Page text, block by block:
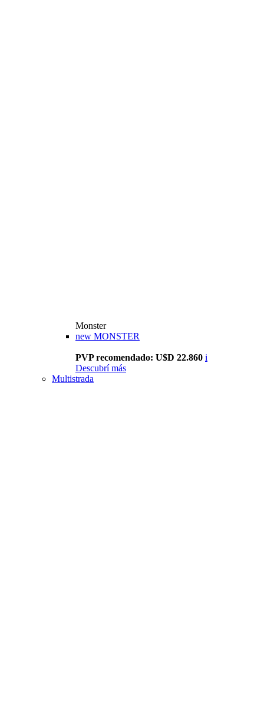
Monster
new MONSTER
PVP recomendado: U$D 22.860 i
Descubrí más
Multistrada